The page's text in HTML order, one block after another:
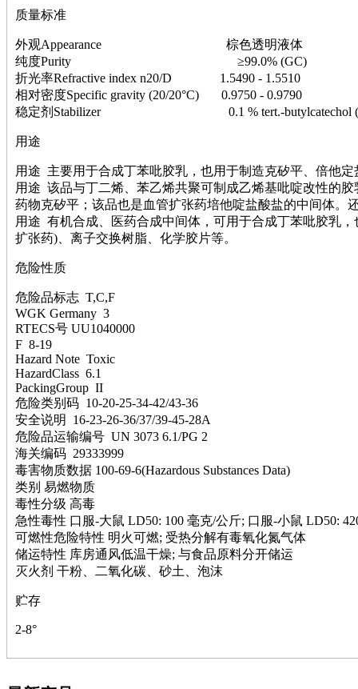
脲
宁
铍
嘌呤
其它
铅
醛
噻吩
筛
砷
石
试纸
锶
松
素
酸
钛
钽
碳
糖
锑
铁
铜
酮
烷
温
肟
钨
芴
烯
硒
锡
锌
盐
质量标准
外观Appearance 棕色透明液体
纯度Purity ≥99.0% (GC)
折光率Refractive index n20/D 1.5490 - 1.5510
相对密度Specific gravity (20/20°C) 0.9750 - 0.9790
稳定剂Stabilizer 0.1 % tert.-butylcatechol
用途
用途 主要用于合成丁苯吡胶乳，也用于制造克矽平、倍他定
用途 该品与丁二烯、苯乙烯共聚可制成乙烯基吡啶改性的
药物克矽平；该品也是血管扩张药培他啶盐酸盐的中间体。
用途 有机合成、医药合成中间体，可用于合成丁苯吡胶乳
扩张药)、离子交换树脂、化学胶片等。
危险性质
危险品标志 T,C,F
WGK Germany 3
RTECS号 UU1040000
F 8-19
Hazard Note Toxic
HazardClass 6.1
PackingGroup II
危险类别码 10-20-25-34-42/43-36
安全说明 16-23-26-36/37/39-45-28A
危险品运输编号 UN 3073 6.1/PG 2
海关编码 29333999
毒害物质数据 100-69-6(Hazardous Substances Data)
类别 易燃物质
毒性分级 高毒
急性毒性 口服-大鼠 LD50: 100 毫克/公斤; 口服-小鼠 LD50:
可燃性危险特性 明火可燃; 受热分解有毒氧化氮气体
储运特性 库房通风低温干燥; 与食品原料分开储运
灭火剂 干粉、二氧化碳、砂土、泡沫
贮存
2-8°